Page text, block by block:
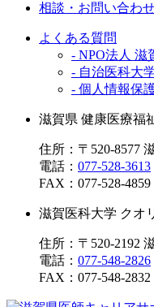
相談・お問い合わ
よくある質問
- NPO法人 滋
- 自治医科大
- 個人情報保
滋賀県 健康医療福
住所：〒520-8577
電話： 077-528-3613
FAX： 077-528-4859
滋賀医科大学 クオ
住所：〒520-2192
電話： 077-548-2826
FAX： 077-548-2832